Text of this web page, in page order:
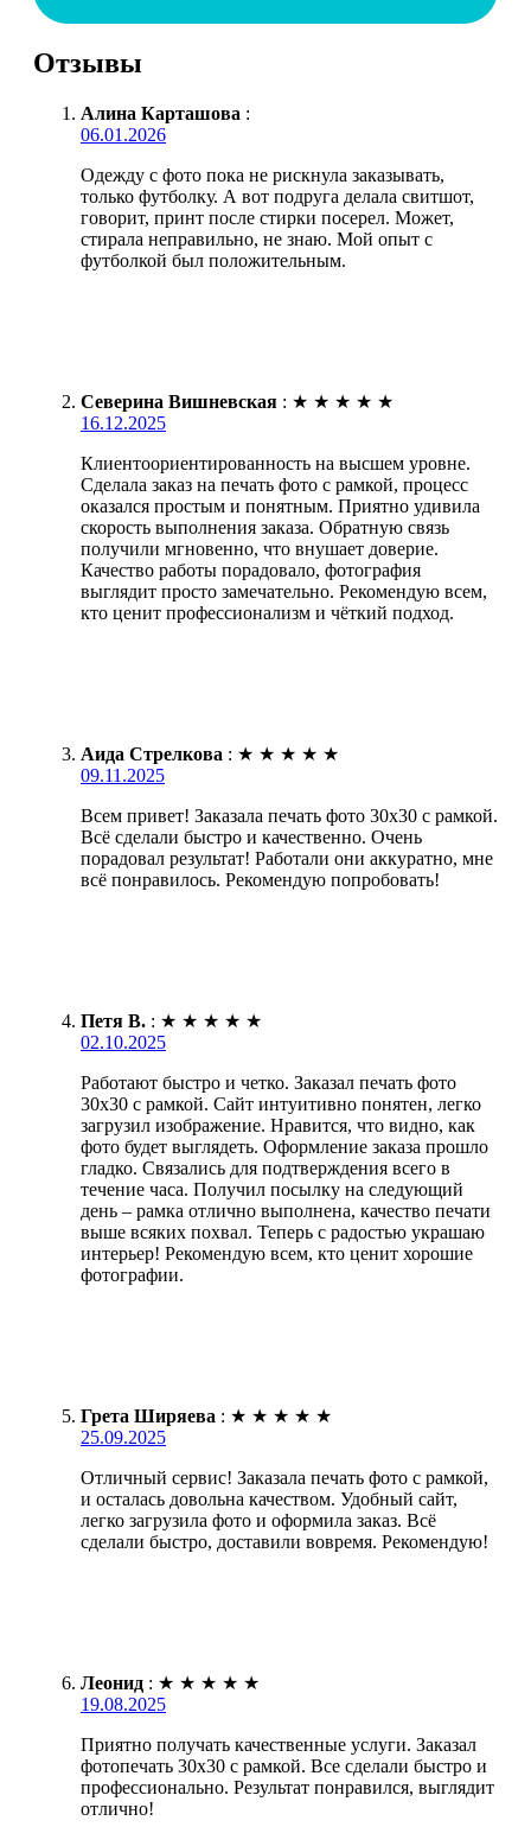
Отзывы
Алина Карташова :
06.01.2026
Одежду с фото пока не рискнула заказывать,
только футболку. А вот подруга делала свитшот,
говорит, принт после стирки посерел. Может,
стирала неправильно, не знаю. Мой опыт с
футболкой был положительным.
Северина Вишневская : ★ ★ ★ ★ ★
16.12.2025
Клиентоориентированность на высшем уровне.
Сделала заказ на печать фото с рамкой, процесс
оказался простым и понятным. Приятно удивила
скорость выполнения заказа. Обратную связь
получили мгновенно, что внушает доверие.
Качество работы порадовало, фотография
выглядит просто замечательно. Рекомендую всем,
кто ценит профессионализм и чёткий подход.
Аида Стрелкова : ★ ★ ★ ★ ★
09.11.2025
Всем привет! Заказала печать фото 30х30 с рамкой.
Всё сделали быстро и качественно. Очень
порадовал результат! Работали они аккуратно, мне
всё понравилось. Рекомендую попробовать!
Петя В. : ★ ★ ★ ★ ★
02.10.2025
Работают быстро и четко. Заказал печать фото
30х30 с рамкой. Сайт интуитивно понятен, легко
загрузил изображение. Нравится, что видно, как
фото будет выглядеть. Оформление заказа прошло
гладко. Связались для подтверждения всего в
течение часа. Получил посылку на следующий
день – рамка отлично выполнена, качество печати
выше всяких похвал. Теперь с радостью украшаю
интерьер! Рекомендую всем, кто ценит хорошие
фотографии.
Грета Ширяева : ★ ★ ★ ★ ★
25.09.2025
Отличный сервис! Заказала печать фото с рамкой,
и осталась довольна качеством. Удобный сайт,
легко загрузила фото и оформила заказ. Всё
сделали быстро, доставили вовремя. Рекомендую!
Леонид : ★ ★ ★ ★ ★
19.08.2025
Приятно получать качественные услуги. Заказал
фотопечать 30х30 с рамкой. Все сделали быстро и
профессионально. Результат понравился, выглядит
отлично!